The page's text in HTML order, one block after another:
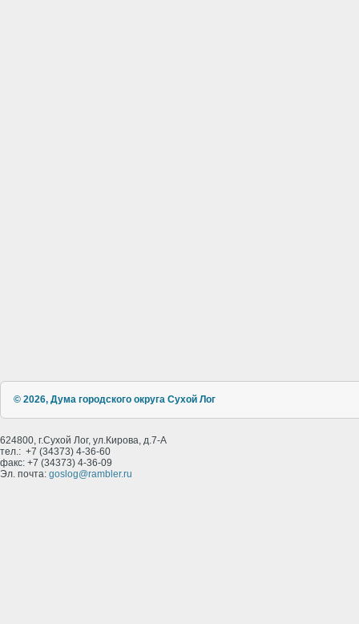
© 2026, Дума городского округа Сухой Лог
624800, г.Сухой Лог, ул.Кирова, д.7-А
тел.: +7 (34373) 4-36-60
факс: +7 (34373) 4-36-09
Эл. почта: goslog@rambler.ru